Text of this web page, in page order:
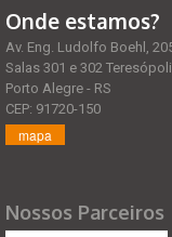
Onde estamos?
Av. Eng. Ludolfo Boehl,
Salas 301 e 302
Porto Alegre - RS
CEP: 91720-150
mapa
Nossos Parceiros